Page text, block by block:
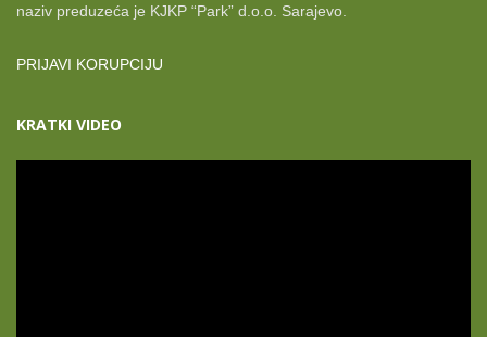
naziv preduzeća je KJKP “Park” d.o.o. Sarajevo.
PRIJAVI KORUPCIJU
KRATKI VIDEO